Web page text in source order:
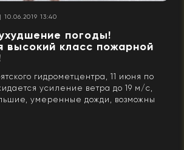
| 10.06.2019 13:40
погоды!
высокий класс пожарной
гидрометцентра, 11 июня по
усиление ветра до 19 м/с,
умеренные дожди, возможны